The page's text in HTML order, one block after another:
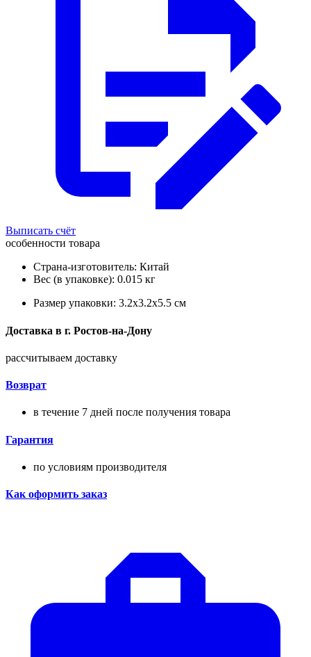
Выписать счёт
особенности товара
Страна-изготовитель: Китай
Вес (в упаковке): 0.015 кг
Размер упаковки: 3.2x3.2x5.5 см
Доставка в г. Ростов-на-Дону
рассчитываем доставку
Возврат
в течение 7 дней после получения товара
Гарантия
по условиям производителя
Как оформить заказ